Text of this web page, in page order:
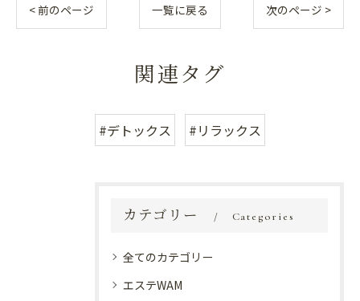
< 前のページ 一覧に戻る 次のページ >
関連タグ
#デトックス #リラックス
カテゴリー Categories
全てのカテゴリー
エステWAM